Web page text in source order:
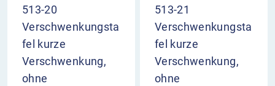
513-20
Verschwenkungsta
fel kurze
Verschwenkung,
ohne
513-21
Verschwenkungsta
fel kurze
Verschwenkung,
ohne